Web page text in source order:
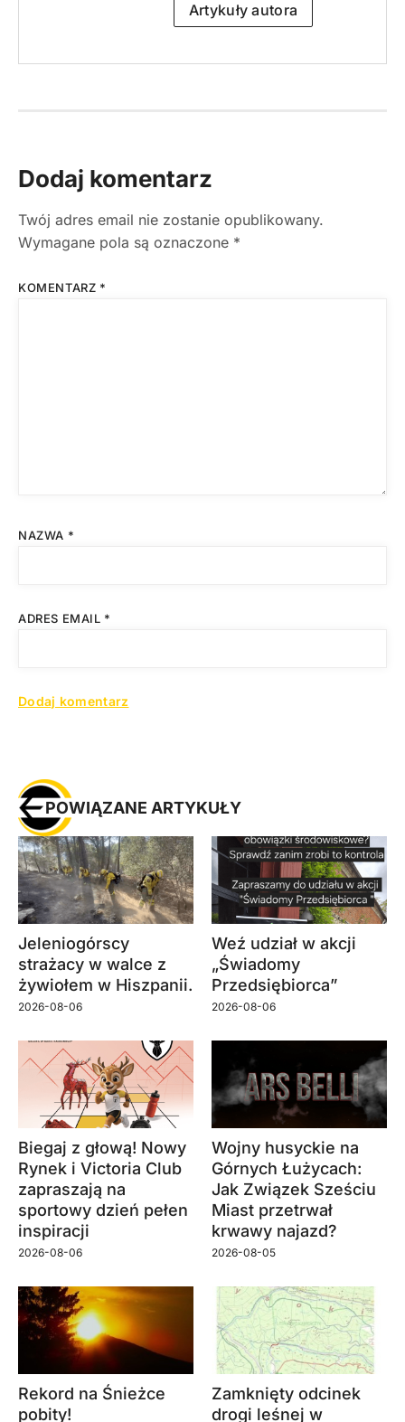
Artykuły autora
Dodaj komentarz
Twój adres email nie zostanie opublikowany.
Wymagane pola są oznaczone *
KOMENTARZ *
NAZWA *
ADRES EMAIL *
POWIĄZANE ARTYKUŁY
Jeleniogórscy
strażacy w walce z
żywiołem w Hiszpanii.
2026-08-06
Weź udział w akcji
„Świadomy
Przedsiębiorca”
2026-08-06
Biegaj z głową! Nowy
Rynek i Victoria Club
zapraszają na
sportowy dzień pełen
inspiracji
2026-08-06
Wojny husyckie na
Górnych Łużycach:
Jak Związek Sześciu
Miast przetrwał
krwawy najazd?
2026-08-05
Rekord na Śnieżce
pobity!
Zamknięty odcinek
drogi leśnej w